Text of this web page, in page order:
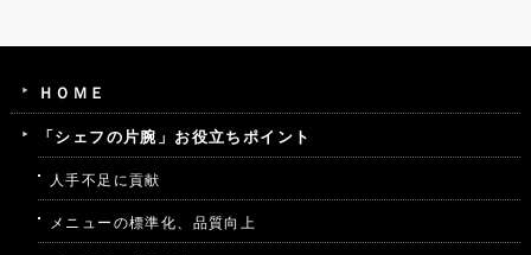
ＨＯＭＥ
「シェフの片腕」お役立ちポイント
人手不足に貢献
メニューの標準化、品質向上